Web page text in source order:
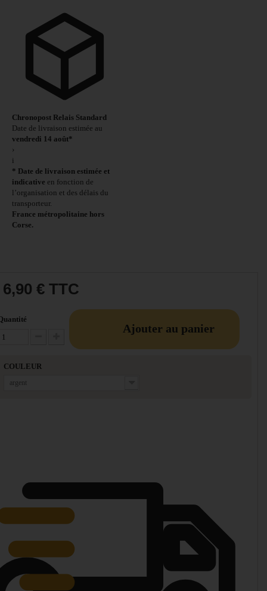
Chronopost Relais Standard
Date de livraison estimée au
vendredi 14 août*
›
i
* Date de livraison estimée et
indicative en fonction de
l’organisation et des délais du
transporteur.
France métropolitaine hors
Corse.
6,90 € TTC
Diminuer la quantité
Augmenter la quantité
Ajouter au panier
COULEUR
argent